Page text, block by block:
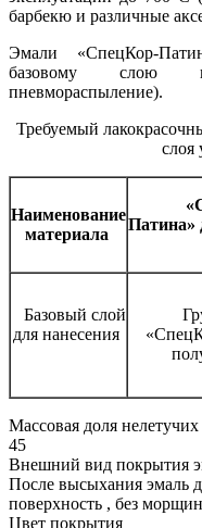
барбекю и различные
Эмали «СпецКор-
базовому слою
пневмораспыление).
Требуемый
слоя
Наименование
материала
Патина»
Базовый слой
для нанесения
Массовая доля
45
Внешний вид покрытия
После высыхания эмаль
поверхность , без
Цвет покрытия